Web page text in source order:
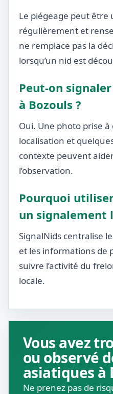
Le piégeage peut être
régulièrement et
ne remplace pas la
lorsqu’un nid est
Peut-on
à Bozouls ?
Oui. Une photo prise
localisation et
contexte peuvent
l’observation.
Pourquoi
un signalement
SignalNids centralise
et les informations de
suivre l’activité du
locale.
Vous avez
ou observé
asiatiques à
Ne prenez pas de